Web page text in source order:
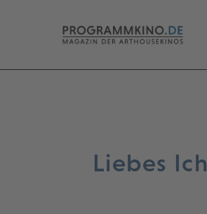
Liebes Ich